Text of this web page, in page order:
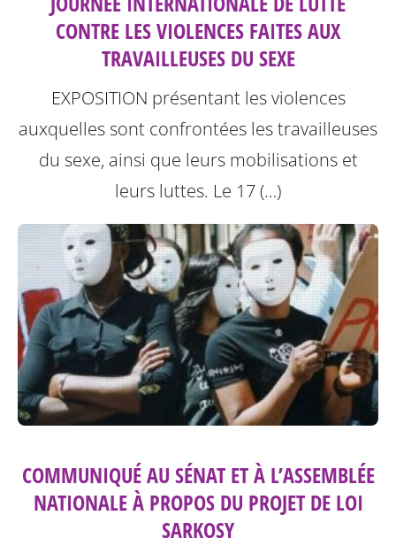
CONTRE LES VIOLENCES FAITES AUX
TRAVAILLEUSES DU SEXE
EXPOSITION présentant les violences
auxquelles sont confrontées les travailleuses
du sexe, ainsi que leurs mobilisations et
leurs luttes. Le 17 (…)
COMMUNIQUÉ AU SÉNAT ET À L’ASSEMBLÉE
NATIONALE À PROPOS DU PROJET DE LOI
SARKOSY